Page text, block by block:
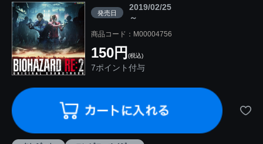
発売日
2019/02/25
～
商品コード：M00004756
150円 (税込)
7ポイント付与